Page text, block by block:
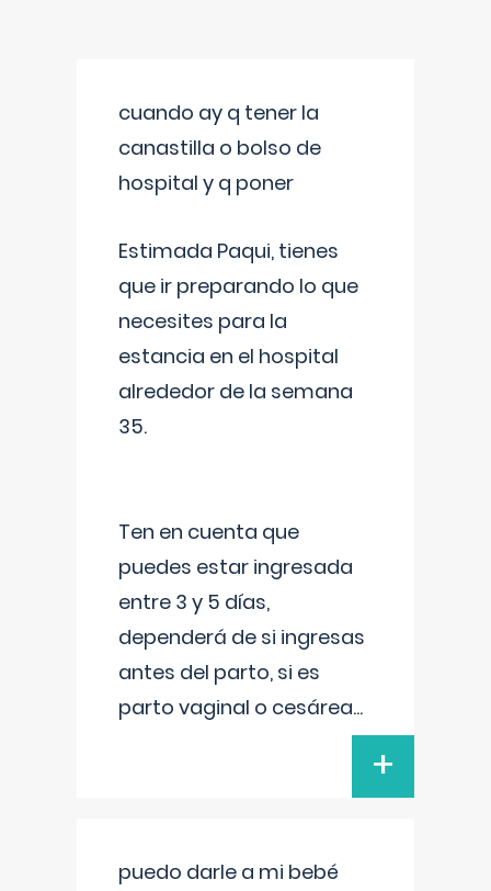
cuando ay q tener la
canastilla o bolso de
hospital y q poner
Estimada Paqui, tienes
que ir preparando lo que
necesites para la
estancia en el hospital
alrededor de la semana
35.
Ten en cuenta que
puedes estar ingresada
entre 3 y 5 días,
dependerá de si ingresas
antes del parto, si es
parto vaginal o cesárea...
+
puedo darle a mi bebé